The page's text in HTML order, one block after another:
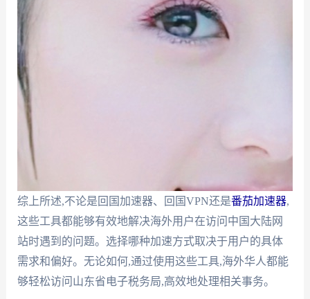
综上所述,不论是回国加速器、回国VPN还是番茄加速器,
这些工具都能够有效地解决海外用户在访问中国大陆网
站时遇到的问题。选择哪种加速方式取决于用户的具体
需求和偏好。无论如何,通过使用这些工具,海外华人都能
够轻松访问山东省电子税务局,高效地处理相关事务。